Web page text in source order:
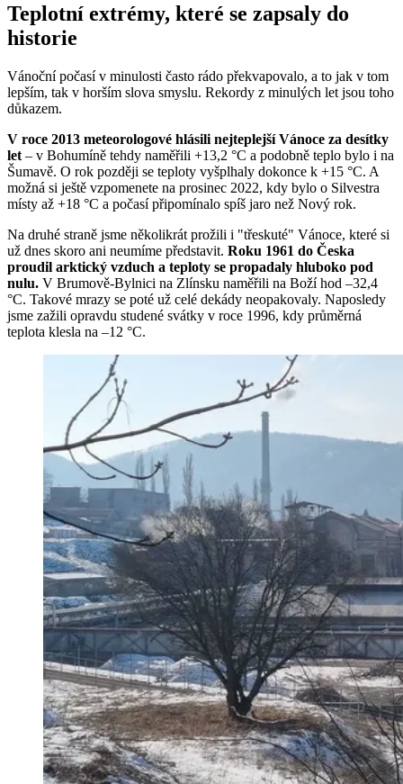
Teplotní extrémy, které se zapsaly do
historie
Vánoční počasí v minulosti často rádo překvapovalo, a to jak v tom
lepším, tak v horším slova smyslu. Rekordy z minulých let jsou toho
důkazem.
V roce 2013 meteorologové hlásili nejteplejší Vánoce za desítky
let – v Bohumíně tehdy naměřili +13,2 °C a podobně teplo bylo i na
Šumavě. O rok později se teploty vyšplhaly dokonce k +15 °C. A
možná si ještě vzpomenete na prosinec 2022, kdy bylo o Silvestra
místy až +18 °C a počasí připomínalo spíš jaro než Nový rok.
Na druhé straně jsme několikrát prožili i "třeskuté" Vánoce, které si
už dnes skoro ani neumíme představit. Roku 1961 do Česka
proudil arktický vzduch a teploty se propadaly hluboko pod
nulu. V Brumově-Bylnici na Zlínsku naměřili na Boží hod –32,4
°C. Takové mrazy se poté už celé dekády neopakovaly. Naposledy
jsme zažili opravdu studené svátky v roce 1996, kdy průměrná
teplota klesla na –12 °C.